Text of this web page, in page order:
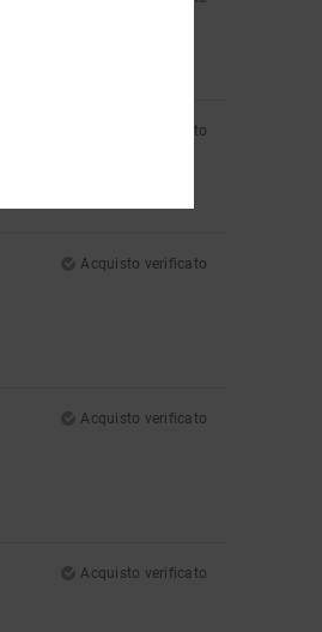
Acquisto verificato
Acquisto verificato
Acquisto verificato
Acquisto verificato